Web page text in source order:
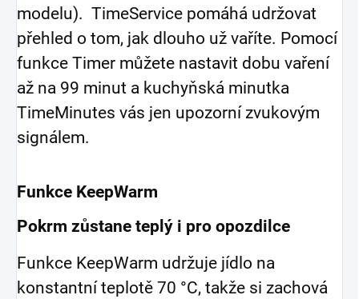
modelu). TimeService pomáhá udržovat
přehled o tom, jak dlouho už vaříte. Pomocí
funkce Timer můžete nastavit dobu vaření
až na 99 minut a kuchyňská minutka
TimeMinutes vás jen upozorní zvukovým
signálem.
Funkce KeepWarm
Pokrm zůstane teplý i pro opozdilce
Funkce KeepWarm udržuje jídlo na
konstantní teplotě 70 °C, takže si zachová